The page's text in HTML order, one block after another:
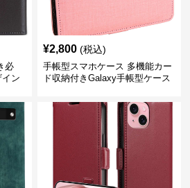
必
ン
¥2,800 (税込)
手帳型スマホケース 多機能カー
ド収納付きGalaxy手帳型ケース